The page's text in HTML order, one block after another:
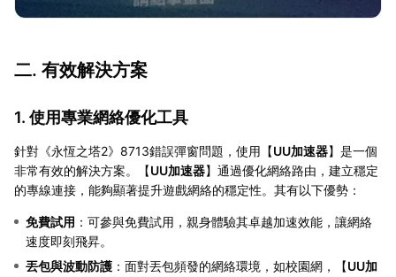
二. 有效解決方案
1. 使用專業網絡優化工具
針對《永恆之塔2》8713錯誤彈窗問題，使用【UU加速器】是一個
非常有效的解決方案。【UU加速器】通過優化網絡路由，建立穩定
的專線連接，能夠顯著提升遊戲網絡的穩定性。其有以下優勢：
免費試用 ：可參與免費試用，親身體驗其卓越加速效能，讓網絡
速度即刻飛昇。
丟包與波動防護 ：面對丟包頻發的網絡環境，如校園網，【UU加